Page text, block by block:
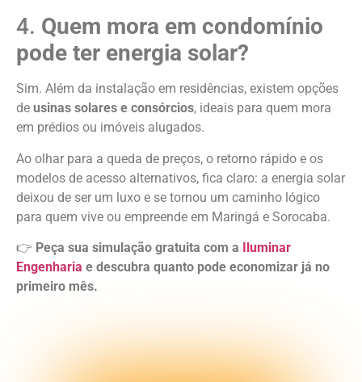
4. Quem mora em condomínio
pode ter energia solar?
Sim. Além da instalação em residências, existem opções
de usinas solares e consórcios, ideais para quem mora
em prédios ou imóveis alugados.
Ao olhar para a queda de preços, o retorno rápido e os
modelos de acesso alternativos, fica claro: a energia solar
deixou de ser um luxo e se tornou um caminho lógico
para quem vive ou empreende em Maringá e Sorocaba.
👉 Peça sua simulação gratuita com a Iluminar
Engenharia e descubra quanto pode economizar já no
primeiro mês.